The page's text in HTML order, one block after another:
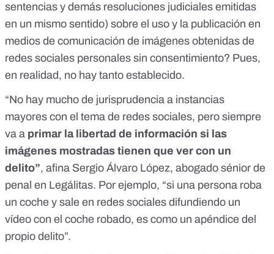
sentencias y demás resoluciones judiciales emitidas
en un mismo sentido) sobre el uso y la publicación en
medios de comunicación de imágenes obtenidas de
redes sociales personales sin consentimiento? Pues,
en realidad, no hay tanto establecido.
“No hay mucho de jurisprudencia a instancias
mayores con el tema de redes sociales, pero siempre
va a primar la libertad de información si las
imágenes mostradas tienen que ver con un
delito”, afina Sergio Álvaro López, abogado sénior de
penal en Legálitas. Por ejemplo, “si una persona roba
un coche y sale en redes sociales difundiendo un
vídeo con el coche robado, es como un apéndice del
propio delito”.